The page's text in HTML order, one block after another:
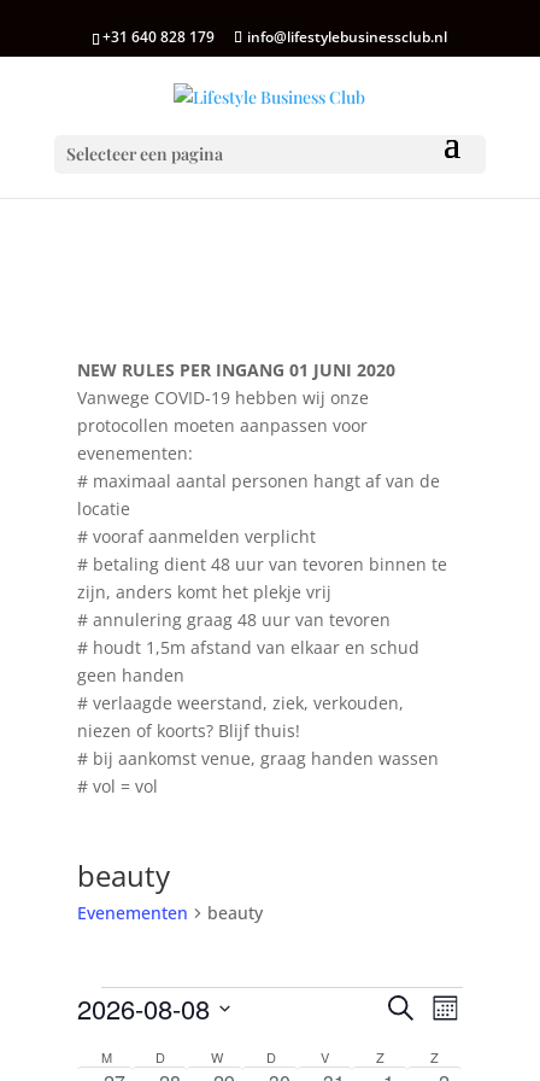
+31 640 828 179 info@lifestylebusinessclub.nl
Selecteer een pagina
NEW RULES PER INGANG 01 JUNI 2020
Vanwege COVID-19 hebben wij onze
protocollen moeten aanpassen voor
evenementen:
# maximaal aantal personen hangt af van de
locatie
# vooraf aanmelden verplicht
# betaling dient 48 uur van tevoren binnen te
zijn, anders komt het plekje vrij
# annulering graag 48 uur van tevoren
# houdt 1,5m afstand van elkaar en schud
geen handen
# verlaagde weerstand, ziek, verkouden,
niezen of koorts? Blijf thuis!
# bij aankomst venue, graag handen wassen
# vol = vol
beauty
Evenementen beauty
Evenementen
en
ZoekenMaand
2026-08-08
een
Kalender
MMAANDAG
D DINSDAG
WWOENSDAG
DDONDERDAG
V VRIJDAG
ZZATERDAG
Z